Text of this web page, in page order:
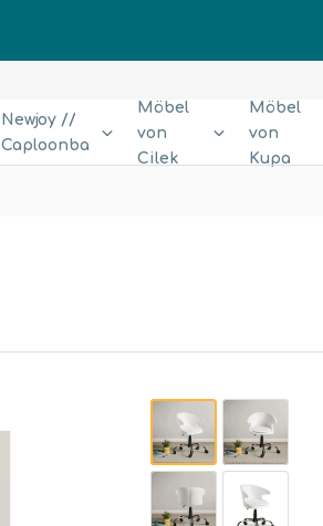
Newjoy //
Caploonba
Möbel
von
Cilek
Möbel
von
Kupa